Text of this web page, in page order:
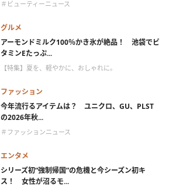
＃ビューティーニュース
グルメ
アーモンドミルク100％かき氷が絶品！ 池袋でビ
タミンEたっぷ...
【特集】夏を、軽やかに、おしゃれに。
ファッション
今年流行るアイテムは？ ユニクロ、GU、PLST
の2026年秋...
＃ファッションニュース
エンタメ
シリーズ初“強制帰国”の危機と今シーズン初キ
ス！ 女性が沼るモ...